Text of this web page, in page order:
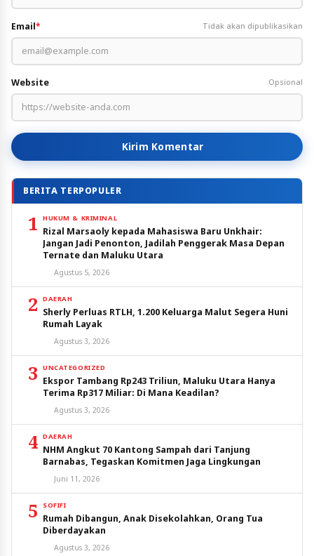
Email* Tidak akan dipublikasikan
Website Opsional
Kirim Komentar
BERITA TERPOPULER
1 HUKUM & KRIMINAL
Rizal Marsaoly kepada Mahasiswa Baru Unkhair:
Jangan Jadi Penonton, Jadilah Penggerak Masa Depan
Ternate dan Maluku Utara
Agustus 5, 2026
2 DAERAH
Sherly Perluas RTLH, 1.200 Keluarga Malut Segera Huni
Rumah Layak
Agustus 3, 2026
3 UNCATEGORIZED
Ekspor Tambang Rp243 Triliun, Maluku Utara Hanya
Terima Rp317 Miliar: Di Mana Keadilan?
Agustus 3, 2026
4 DAERAH
NHM Angkut 70 Kantong Sampah dari Tanjung
Barnabas, Tegaskan Komitmen Jaga Lingkungan
Juni 11, 2026
5 SOFIFI
Rumah Dibangun, Anak Disekolahkan, Orang Tua
Diberdayakan
Agustus 3, 2026